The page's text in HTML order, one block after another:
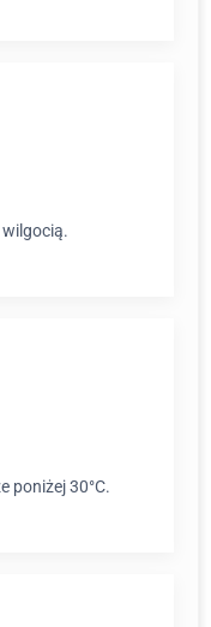
wilgocią.
poniżej 30°C.